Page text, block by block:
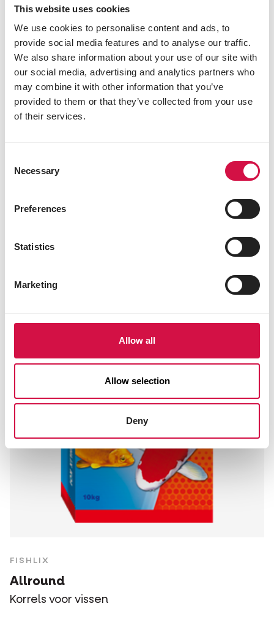
This website uses cookies
We use cookies to personalise content and ads, to
provide social media features and to analyse our traffic.
We also share information about your use of our site with
our social media, advertising and analytics partners who
may combine it with other information that you’ve
provided to them or that they’ve collected from your use
of their services.
Selection
Necessary
Preferences
Statistics
Marketing
Allow all
Allow selection
Deny
Sticks voor vissen
FISHLIX
Allround
Korrels voor vissen